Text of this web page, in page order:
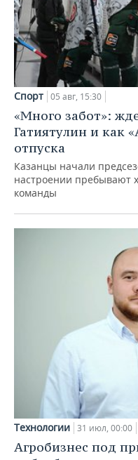
Спорт 05 авг, 15:30
«Много забот»:
Гатиятулин и как
отпуска
Казанцы начали
настроении пребывают
команды
Технологии 31 июл, 00:00
Агробизнес под